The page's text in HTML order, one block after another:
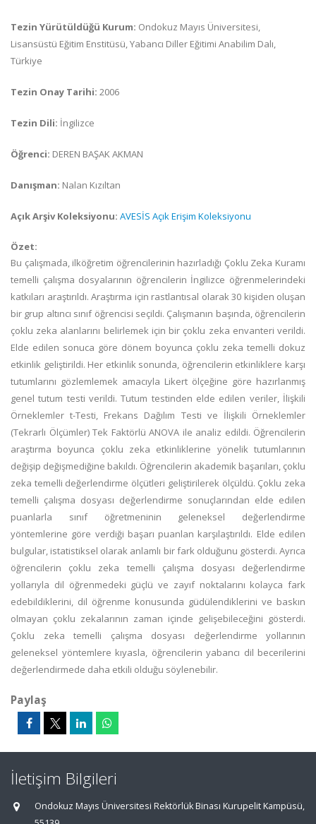
Tezin Yürütüldüğü Kurum: Ondokuz Mayıs Üniversitesi,
Lisansüstü Eğitim Enstitüsü, Yabancı Diller Eğitimi Anabilim Dalı,
Türkiye
Tezin Onay Tarihi: 2006
Tezin Dili: İngilizce
Öğrenci: DEREN BAŞAK AKMAN
Danışman: Nalan Kızıltan
Açık Arşiv Koleksiyonu: AVESİS Açık Erişim Koleksiyonu
Özet:
Bu çalışmada, ilköğretim öğrencilerinin hazırladığı Çoklu Zeka Kuramı
temelli çalışma dosyalarının öğrencilerin İngilizce öğrenmelerindeki
katkıları araştırıldı. Araştırma için rastlantısal olarak 30 kişiden oluşan
bir grup altıncı sınıf öğrencisi seçildi. Çalışmanın başında, öğrencilerin
çoklu zeka alanlarını belirlemek için bir çoklu zeka envanteri verildi.
Elde edilen sonuca göre dönem boyunca çoklu zeka temelli dokuz
etkinlik geliştirildi. Her etkinlik sonunda, öğrencilerin etkinliklere karşı
tutumlarını gözlemlemek amacıyla Likert ölçeğine göre hazırlanmış
genel tutum testi verildi. Tutum testinden elde edilen veriler, İlişkili
Örneklemler t-Testi, Frekans Dağılım Testi ve İlişkili Örneklemler
(Tekrarlı Ölçümler) Tek Faktörlü ANOVA ile analiz edildi. Öğrencilerin
araştırma boyunca çoklu zeka etkinliklerine yönelik tutumlarının
değişip değişmediğine bakıldı. Öğrencilerin akademik başarıları, çoklu
zeka temelli değerlendirme ölçütleri geliştirilerek ölçüldü. Çoklu zeka
temelli çalışma dosyası değerlendirme sonuçlarından elde edilen
puanlarla sınıf öğretmeninin geleneksel değerlendirme
yöntemlerine göre verdiği başarı puanlan karşılaştırıldı. Elde edilen
bulgular, istatistiksel olarak anlamlı bir fark olduğunu gösterdi. Ayrıca
öğrencilerin çoklu zeka temelli çalışma dosyası değerlendirme
yollarıyla dil öğrenmedeki güçlü ve zayıf noktalarını kolayca fark
edebildiklerini, dil öğrenme konusunda güdülendiklerini ve baskın
olmayan çoklu zekalarının zaman içinde gelişebileceğini gösterdi.
Çoklu zeka temelli çalışma dosyası değerlendirme yollarının
geleneksel yöntemlere kıyasla, öğrencilerin yabancı dil becerilerini
değerlendirmede daha etkili olduğu söylenebilir.
Paylaş
İletişim Bilgileri
Ondokuz Mayıs Üniversitesi Rektörlük Binası Kurupelit Kampüsü,